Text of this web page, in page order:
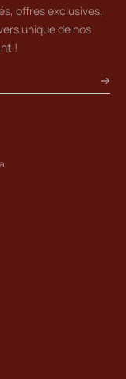
offres exclusives,
unique de nos
!